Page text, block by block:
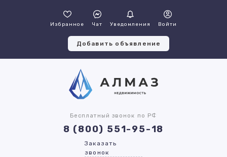
Избранное Чат Уведомления Войти
Добавить объявление
Бесплатный звонок по РФ
8 (800) 551-95-18
Заказать
звонок